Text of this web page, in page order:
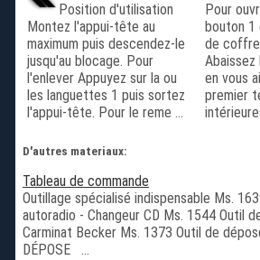
Position d'utilisation
Montez l'appui-tête au
maximum puis descendez-le
jusqu'au blocage. Pour
l'enlever Appuyez sur la ou
les languettes 1 puis sortez
l'appui-tête. Pour le reme ...
Pour
bouton
de
en vous
premier
D'autres materiaux:
Tableau de commande
Outillage spécialisé indispensable Ms.
autoradio - Changeur CD Ms. 1544 Outil
Carminat Becker Ms. 1373 Outil de
DÉPOSE ...